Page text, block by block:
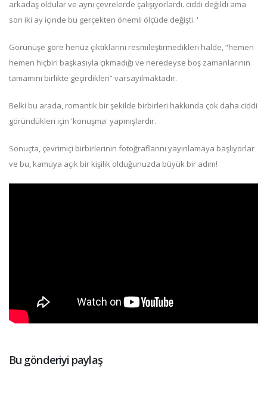
arkadaş oldular ve aynı çevrelerde çalışıyorlardı. ciddi değildi ama
son iki ay içinde bu gerçekten önemli ölçüde değişti. '
Görünüşe göre henüz çıktıklarını resmileştirmedikleri halde, “hemen
hemen hiçbiri başkasıyla çıkmadığı ve neredeyse boş zamanlarının
tamamını birlikte geçirdikleri” varsayılmaktadır.
Belki bu arada, romantik bir şekilde birbirleri hakkında çok daha ciddi
göründükleri için 'konuşma' yapmışlardır.
Sonuçta, çevrimiçi birbirlerinin fotoğraflarını yayınlamaya başlıyorlar
ve bu, kamuya açık bir kişilik olduğunuzda büyük bir adım!
Bu gönderiyi paylaş